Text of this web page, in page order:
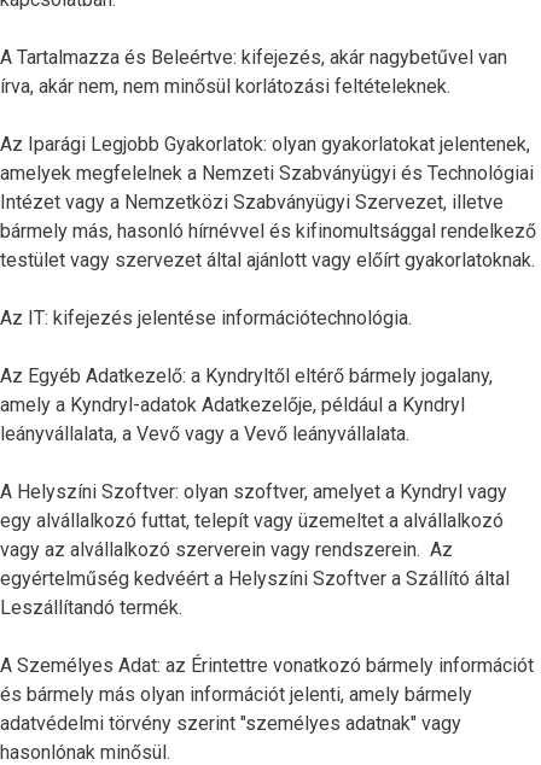
A Tartalmazza és Beleértve: kifejezés, akár nagybetűvel van
írva, akár nem, nem minősül korlátozási feltételeknek.
Az Iparági Legjobb Gyakorlatok: olyan gyakorlatokat jelentenek,
amelyek megfelelnek a Nemzeti Szabványügyi és Technológiai
Intézet vagy a Nemzetközi Szabványügyi Szervezet, illetve
bármely más, hasonló hírnévvel és kifinomultsággal rendelkező
testület vagy szervezet által ajánlott vagy előírt gyakorlatoknak.
Az IT: kifejezés jelentése információtechnológia.
Az Egyéb Adatkezelő: a Kyndryltől eltérő bármely jogalany,
amely a Kyndryl-adatok Adatkezelője, például a Kyndryl
leányvállalata, a Vevő vagy a Vevő leányvállalata.
A Helyszíni Szoftver: olyan szoftver, amelyet a Kyndryl vagy
egy alvállalkozó futtat, telepít vagy üzemeltet a alvállalkozó
vagy az alvállalkozó szerverein vagy rendszerein. Az
egyértelműség kedvéért a Helyszíni Szoftver a Szállító által
Leszállítandó termék.
A Személyes Adat: az Érintettre vonatkozó bármely információt
és bármely más olyan információt jelenti, amely bármely
adatvédelmi törvény szerint "személyes adatnak" vagy
hasonlónak minősül.